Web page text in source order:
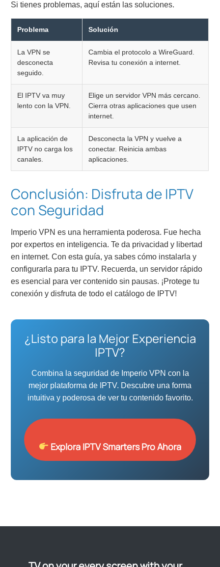
Si tienes problemas, aquí están las soluciones.
Problema Solución
La VPN se
desconecta
seguido.
Cambia el protocolo a WireGuard.
Revisa tu conexión a internet.
El IPTV va muy
lento con la VPN.
Elige un servidor VPN más cercano.
Cierra otras aplicaciones que usen
internet.
La aplicación de
IPTV no carga los
canales.
Desconecta la VPN y vuelve a
conectar. Reinicia ambas
aplicaciones.
Conclusión: Disfruta de IPTV
con Seguridad
Imperio VPN es una herramienta poderosa. Fue hecha
por expertos en inteligencia. Te da privacidad y libertad
en internet. Con esta guía, ya sabes cómo instalarla y
configurarla para tu IPTV. Recuerda, un servidor rápido
es esencial para ver contenido sin pausas. ¡Protege tu
conexión y disfruta de todo el catálogo de IPTV!
¿Listo para la Mejor Experiencia
IPTV?
Combina la seguridad de Imperio VPN con la
mejor plataforma de IPTV. Descubre una forma
intuitiva y poderosa de ver tu contenido favorito.
Explora IPTV Smarters Pro Ahora